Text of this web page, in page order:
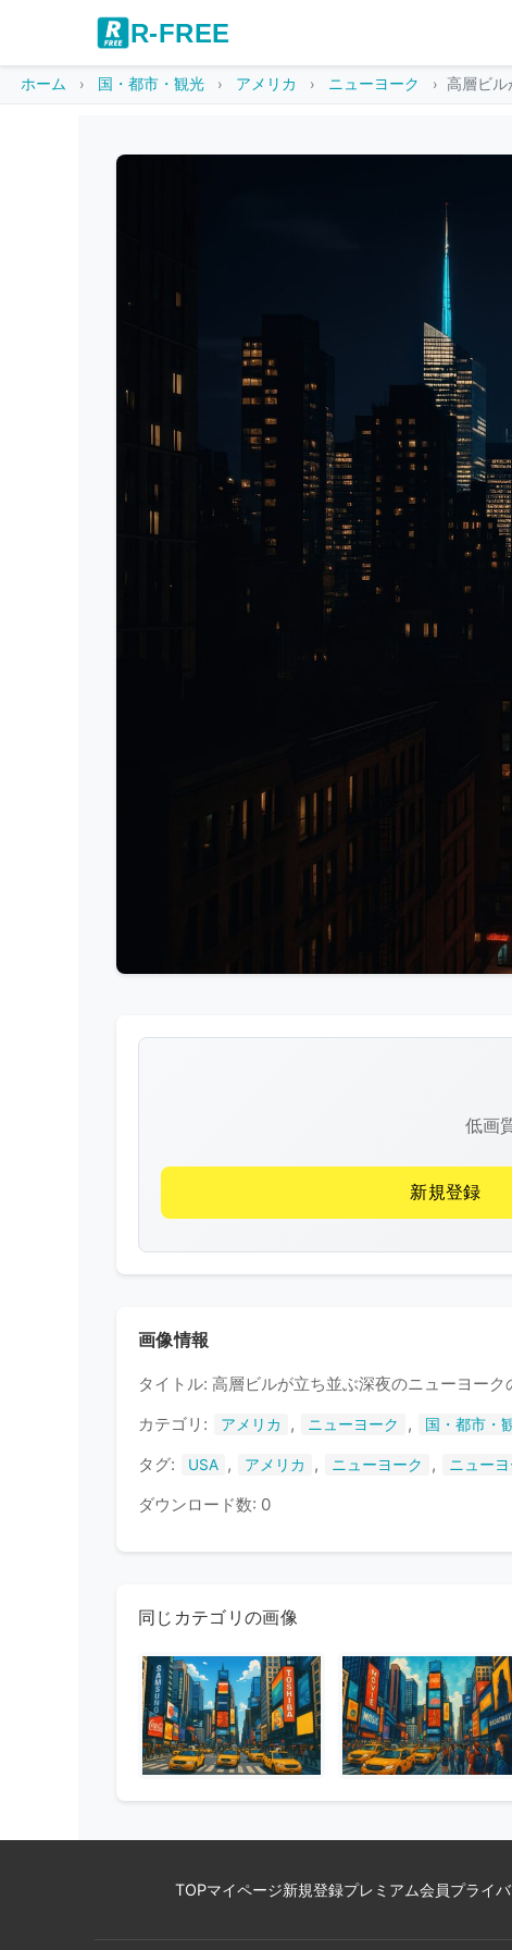
R-FREE
ホーム 国・都市・観光 アメリカ ニューヨーク 高層ビ
低画
新規登録
画像情報
タイトル: 高層ビルが立ち並ぶ深夜のニューヨーク
カテゴリ:
アメリカ , ニューヨーク , 国・都市・
タグ: USA , アメリカ , ニューヨーク , ニューヨ
ダウンロード数: 0
同じカテゴリの画像
TOPマイページ新規登録プレミアム会員プライ